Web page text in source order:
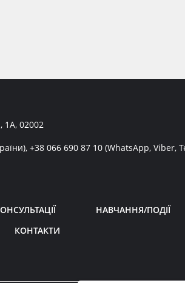
1А, 02002
+38 066 690 87 10 (WhatsApp, Viber,
НАВЧАННЯ/ПОДІЇ
КОНТАКТИ